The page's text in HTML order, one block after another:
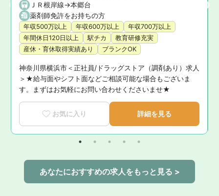
ＪＲ根岸線->本郷台
薬剤師免許をお持ちの方
年収500万以上 年収600万以上
年収700万以上
年間休日120日以上
駅チカ
教育研修充実
産休・育休取得実績あり
ブランクOK
神奈川県横浜市＜正社員/ドラッグストア（調剤あり）求人
＞★給与面やシフト面などご相談可能な場合もございま
す。まずはお気軽にお問い合わせくださいませ★
お気に入り 詳細を見る
あなたにおすすめの求人をもっと見る >